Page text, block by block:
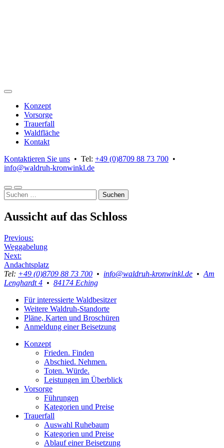
Konzept
Vorsorge
Trauerfall
Waldfläche
Kontakt
Kontaktieren Sie uns • Tel: +49 (0)8709 88 73 700 •
info@waldruh-kronwinkl.de
Suchformular
anzeigen
Kontaktdaten
anzeigen
Suchen
nach:
Aussicht auf das Schloss
Beitragsnavigation
Previous:
Weggabelung
Next:
Andachtsplatz
Tel: +49 (0)8709 88 73 700 • info@waldruh-kronwinkl.de • Am
Lenghardt 4 • 84174 Eching
Für interessierte Waldbesitzer
Weitere Waldruh-Standorte
Pläne, Karten und Broschüren
Anmeldung einer Beisetzung
Konzept
Frieden. Finden
Abschied. Nehmen.
Toten. Würde.
Leistungen im Überblick
Vorsorge
Führungen
Kategorien und Preise
Trauerfall
Auswahl Ruhebaum
Kategorien und Preise
Ablauf einer Beisetzung